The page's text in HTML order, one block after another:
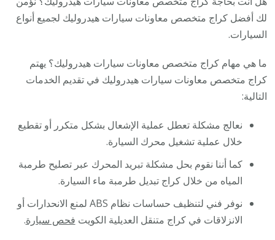
لك أفضل كراج متخصص معاونات سيارات هيدروليك لجميع أنواع
السيارات.
ما هي مهام كراج متخصص معاونات سيارات هيدروليك؟ يهتم
كراج متخصص معاونات سيارات هيدروليك في تقديم الخدمات
التالية:
نعالج مشكلة تعطل عملية الإشعال بشكل متكرر أو تقطيع
خلال عملية تشغيل محرك السيارة.
كما أننا نقوم بحل مشكلة تبريد المحرك عبر تصليح طرمبة
المياه من خلال كراج تبديل طرمبة ماء السيارة.
نوفر فني لتنظيف حساسات نظام ABS لمنع الانحدارات أو
الانزلاقات في كراج متنقل العديلية الكويت فحص سيارة.